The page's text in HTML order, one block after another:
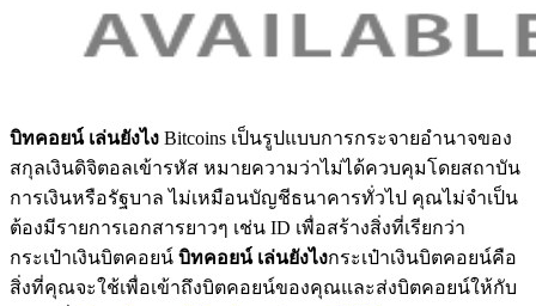
บิทคอยน์ เล่นยังไง Bitcoins เป็นรูปแบบการกระจายอำนาจของ
สกุลเงินดิจิตอลเข้ารหัส หมายความว่าไม่ได้ควบคุมโดยสถาบัน
การเงินหรือรัฐบาล ไม่เหมือนบัญชีธนาคารทั่วไป คุณไม่จำเป็น
ต้องมีรายการเอกสารยาวๆ เช่น ID เพื่อสร้างสิ่งที่เรียกว่า
กระเป๋าเงินบิตคอยน์ บิทคอยน์ เล่นยังไงกระเป๋าเงินบิตคอยน์คือ
สิ่งที่คุณจะใช้เพื่อเข้าถึงบิตคอยน์ของคุณและส่งบิตคอยน์ให้กับ